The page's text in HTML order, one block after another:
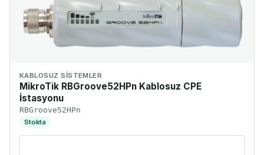
KABLOSUZ SISTEMLER
MikroTik RBGroove52HPn Kablosuz CPE
İstasyonu
RBGroove52HPn
Stokta